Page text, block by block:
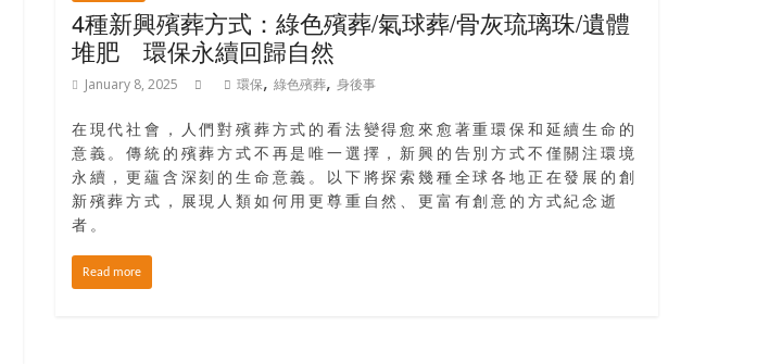
4種新興殯葬方式：綠色殯葬/氣球葬/骨灰琉璃珠/遺體
堆肥 環保永續回歸自然
January 8, 2025 環保, 綠色殯葬, 身後事
在現代社會，人們對殯葬方式的看法變得愈來愈著重環保和延續生命的
意義。傳統的殯葬方式不再是唯一選擇，新興的告別方式不僅關注環境
永續，更蘊含深刻的生命意義。以下將探索幾種全球各地正在發展的創
新殯葬方式，展現人類如何用更尊重自然、更富有創意的方式紀念逝
者。
Read more